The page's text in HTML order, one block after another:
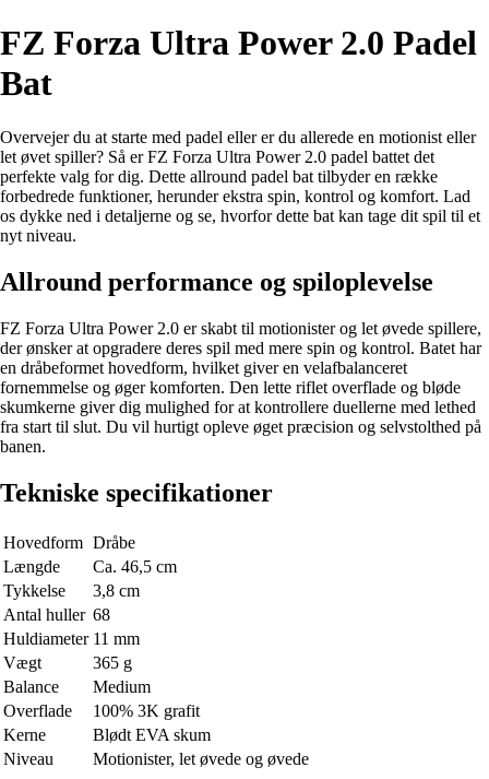
FZ Forza Ultra Power 2.0 Padel
Bat
Overvejer du at starte med padel eller er du allerede en motionist eller
let øvet spiller? Så er FZ Forza Ultra Power 2.0 padel battet det
perfekte valg for dig. Dette allround padel bat tilbyder en række
forbedrede funktioner, herunder ekstra spin, kontrol og komfort. Lad
os dykke ned i detaljerne og se, hvorfor dette bat kan tage dit spil til et
nyt niveau.
Allround performance og spiloplevelse
FZ Forza Ultra Power 2.0 er skabt til motionister og let øvede spillere,
der ønsker at opgradere deres spil med mere spin og kontrol. Batet har
en dråbeformet hovedform, hvilket giver en velafbalanceret
fornemmelse og øger komforten. Den lette riflet overflade og bløde
skumkerne giver dig mulighed for at kontrollere duellerne med lethed
fra start til slut. Du vil hurtigt opleve øget præcision og selvstolthed på
banen.
Tekniske specifikationer
Hovedform Dråbe
Længde
Ca. 46,5 cm
Tykkelse
3,8 cm
Antal huller 68
Huldiameter 11 mm
Vægt
365 g
Balance
Medium
Overflade
100% 3K grafit
Kerne
Blødt EVA skum
Niveau
Motionister, let øvede og øvede